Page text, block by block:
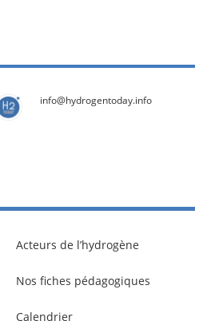
info@hydrogentoday.info
Acteurs de l’hydrogène
Nos fiches pédagogiques
Calendrier